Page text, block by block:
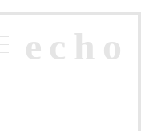
×
Programm
echo